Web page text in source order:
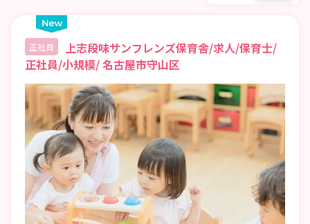
正社員
上志段味サンフレンズ保育舎/求人/保育士/
正社員/小規模/ 名古屋市守山区